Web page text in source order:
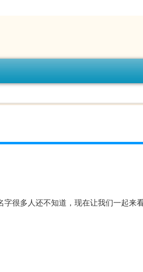
很多人还不知道，现在让我们一起来